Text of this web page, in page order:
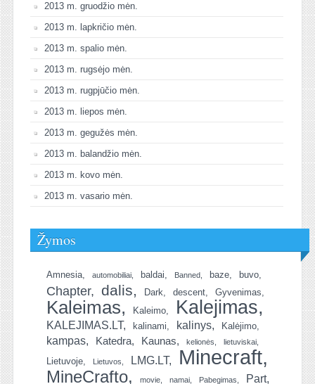
2013 m. gruodžio mėn.
2013 m. lapkričio mėn.
2013 m. spalio mėn.
2013 m. rugsėjo mėn.
2013 m. rugpjūčio mėn.
2013 m. liepos mėn.
2013 m. gegužės mėn.
2013 m. balandžio mėn.
2013 m. kovo mėn.
2013 m. vasario mėn.
Žymos
Amnesia automobiliai baldai Banned baze buvo
Chapter dalis Dark descent Gyvenimas
Kaleimas Kaleimo Kalejimas
KALEJIMAS.LT kalinami kalinys Kalėjimo
kampas Katedra Kaunas kelionės lietuviskai
Lietuvoje Lietuvos LMG.LT Minecraft
MineCrafto movie namai Pabegimas Part